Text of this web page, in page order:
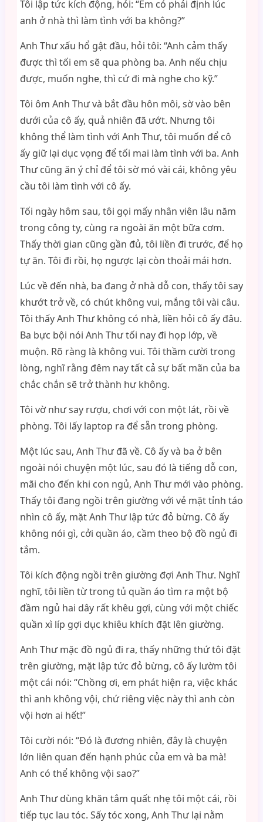
Tôi lập tức kích động, hỏi: “Em có phải định lúc
anh ở nhà thì làm tình với ba không?”
Anh Thư xấu hổ gật đầu, hỏi tôi: “Anh cảm thấy
được thì tối em sẽ qua phòng ba. Anh nếu chịu
được, muốn nghe, thì cứ đi mà nghe cho kỹ.”
Tôi ôm Anh Thư và bắt đầu hôn môi, sờ vào bên
dưới của cô ấy, quả nhiên đã ướt. Nhưng tôi
không thể làm tình với Anh Thư, tôi muốn để cô
ấy giữ lại dục vọng để tối mai làm tình với ba. Anh
Thư cũng ăn ý chỉ để tôi sờ mó vài cái, không yêu
cầu tôi làm tình với cô ấy.
Tối ngày hôm sau, tôi gọi mấy nhân viên lâu năm
trong công ty, cùng ra ngoài ăn một bữa cơm.
Thấy thời gian cũng gần đủ, tôi liền đi trước, để họ
tự ăn. Tôi đi rồi, họ ngược lại còn thoải mái hơn.
Lúc về đến nhà, ba đang ở nhà dỗ con, thấy tôi say
khướt trở về, có chút không vui, mắng tôi vài câu.
Tôi thấy Anh Thư không có nhà, liền hỏi cô ấy đâu.
Ba bực bội nói Anh Thư tối nay đi họp lớp, về
muộn. Rõ ràng là không vui. Tôi thầm cười trong
lòng, nghĩ rằng đêm nay tất cả sự bất mãn của ba
chắc chắn sẽ trở thành hư không.
Tôi vờ như say rượu, chơi với con một lát, rồi về
phòng. Tôi lấy laptop ra để sẵn trong phòng.
Một lúc sau, Anh Thư đã về. Cô ấy và ba ở bên
ngoài nói chuyện một lúc, sau đó là tiếng dỗ con,
mãi cho đến khi con ngủ, Anh Thư mới vào phòng.
Thấy tôi đang ngồi trên giường với vẻ mặt tỉnh táo
nhìn cô ấy, mặt Anh Thư lập tức đỏ bừng. Cô ấy
không nói gì, cởi quần áo, cầm theo bộ đồ ngủ đi
tắm.
Tôi kích động ngồi trên giường đợi Anh Thư. Nghĩ
nghĩ, tôi liền từ trong tủ quần áo tìm ra một bộ
đầm ngủ hai dây rất khêu gợi, cùng với một chiếc
quần xì líp gợi dục khiêu khích đặt lên giường.
Anh Thư mặc đồ ngủ đi ra, thấy những thứ tôi đặt
trên giường, mặt lập tức đỏ bừng, cô ấy lườm tôi
một cái nói: “Chồng ơi, em phát hiện ra, việc khác
thì anh không vội, chứ riêng việc này thì anh còn
vội hơn ai hết!”
Tôi cười nói: “Đó là đương nhiên, đây là chuyện
lớn liên quan đến hạnh phúc của em và ba mà!
Anh có thể không vội sao?”
Anh Thư dùng khăn tắm quất nhẹ tôi một cái, rồi
tiếp tục lau tóc. Sấy tóc xong, Anh Thư lại nằm